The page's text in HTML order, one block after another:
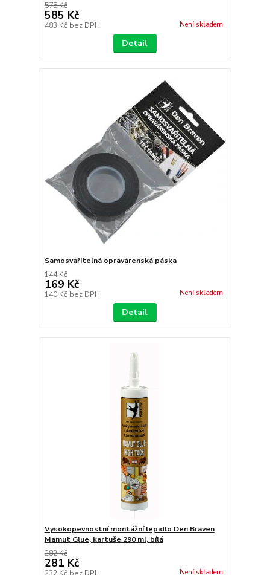
575 Kč
585 Kč
483 Kč bez DPH Není skladem
Detail
Samosvařitelná opravárenská páska
144 Kč
169 Kč
140 Kč bez DPH Není skladem
Detail
Vysokopevnostní montážní lepidlo Den Braven
Mamut Glue, kartuše 290 ml, bílá
282 Kč
281 Kč
Není skladem